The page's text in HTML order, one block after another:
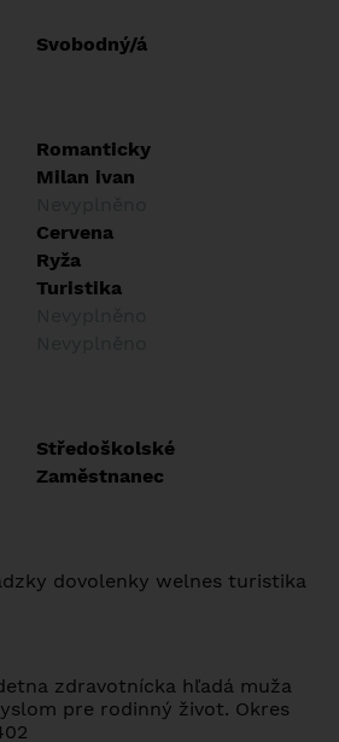
Svobodný/á
Romanticky
Milan ivan
Cervena
Ryža
Turistika
Středoškolské
Zaměstnanec
dovolenky welnes turistika
zdravotnícka hľadá muža
pre rodinný život. Okres